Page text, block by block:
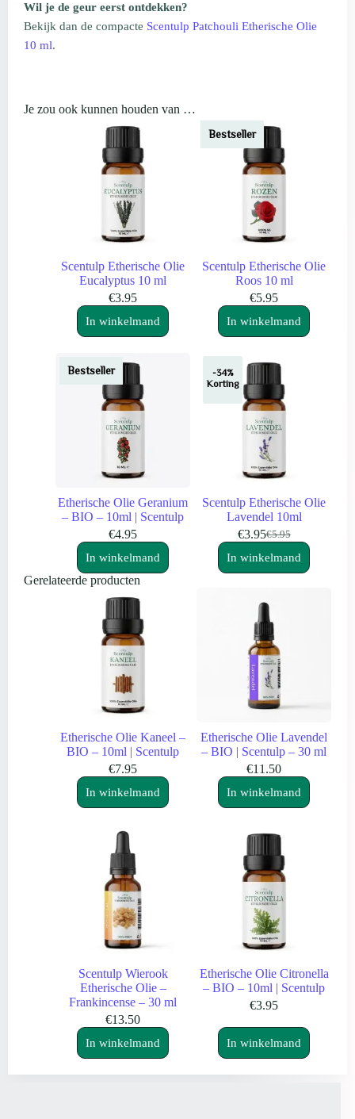
Wil je de geur eerst ontdekken?
Bekijk dan de compacte Scentulp Patchouli Etherische Olie
10 ml.
Je zou ook kunnen houden van …
Scentulp Etherische Olie
Eucalyptus 10 ml
€3.95
In winkelmand
Bestseller
Scentulp Etherische Olie
Roos 10 ml
€5.95
In winkelmand
Bestseller
Etherische Olie Geranium
– BIO – 10ml | Scentulp
€4.95
In winkelmand
-34%
Korting
Scentulp Etherische Olie
Lavendel 10ml
€5.95
Oorspronkelijke
prijs
€3.95Huidige
prijs
In winkelmand
Gerelateerde producten
Etherische Olie Kaneel –
BIO – 10ml | Scentulp
€7.95
In winkelmand
Etherische Olie Lavendel
– BIO | Scentulp – 30 ml
€11.50
In winkelmand
Scentulp Wierook
Etherische Olie –
Frankincense – 30 ml
€13.50
In winkelmand
Etherische Olie Citronella
– BIO – 10ml | Scentulp
€3.95
In winkelmand